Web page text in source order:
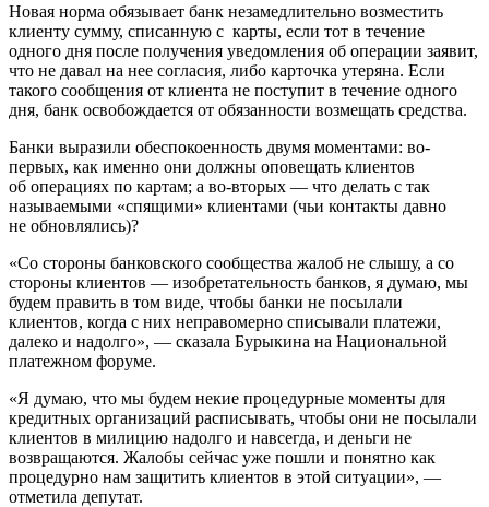
Новая норма обязывает банк незамедлительно возместить
клиенту сумму, списанную с карты, если тот в течение
одного дня после получения уведомления об операции заявит,
что не давал на нее согласия, либо карточка утеряна. Если
такого сообщения от клиента не поступит в течение одного
дня, банк освобождается от обязанности возмещать средства.
Банки выразили обеспокоенность двумя моментами: во-
первых, как именно они должны оповещать клиентов
об операциях по картам; а во-вторых — что делать с так
называемыми «спящими» клиентами (чьи контакты давно
не обновлялись)?
«Со стороны банковского сообщества жалоб не слышу, а со
стороны клиентов — изобретательность банков, я думаю, мы
будем править в том виде, чтобы банки не посылали
клиентов, когда с них неправомерно списывали платежи,
далеко и надолго», — сказала Бурыкина на Национальной
платежном форуме.
«Я думаю, что мы будем некие процедурные моменты для
кредитных организаций расписывать, чтобы они не посылали
клиентов в милицию надолго и навсегда, и деньги не
возвращаются. Жалобы сейчас уже пошли и понятно как
процедурно нам защитить клиентов в этой ситуации», —
отметила депутат.